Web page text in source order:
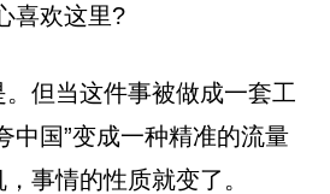
喜欢这里?
但当这件事被做成一套工
中国”变成一种精准的流量
事情的性质就变了。